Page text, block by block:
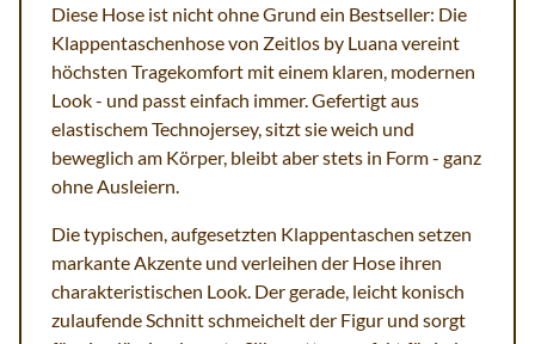
Diese Hose ist nicht ohne Grund ein Bestseller: Die
Klappentaschenhose von Zeitlos by Luana vereint
höchsten Tragekomfort mit einem klaren, modernen
Look - und passt einfach immer. Gefertigt aus
elastischem Technojersey, sitzt sie weich und
beweglich am Körper, bleibt aber stets in Form - ganz
ohne Ausleiern.
Die typischen, aufgesetzten Klappentaschen setzen
markante Akzente und verleihen der Hose ihren
charakteristischen Look. Der gerade, leicht konisch
zulaufende Schnitt schmeichelt der Figur und sorgt